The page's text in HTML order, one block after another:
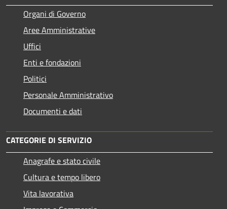
Organi di Governo
Aree Amministrative
Uffici
Enti e fondazioni
Politici
Personale Amministrativo
Documenti e dati
CATEGORIE DI SERVIZIO
Anagrafe e stato civile
Cultura e tempo libero
Vita lavorativa